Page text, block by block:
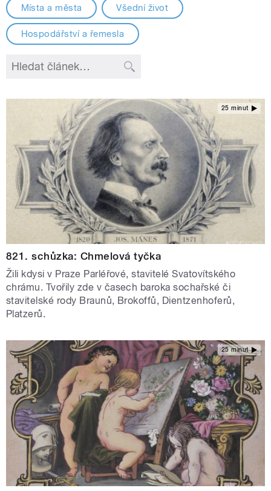
Místa a města Všední život
Hospodářství a řemesla
25 minut
821. schůzka: Chmelová tyčka
Žili kdysi v Praze Parléřové, stavitelé Svatovítského
chrámu. Tvořily zde v časech baroka sochařské či
stavitelské rody Braunů, Brokoffů, Dientzenhoferů,
Platzerů.
25 minut